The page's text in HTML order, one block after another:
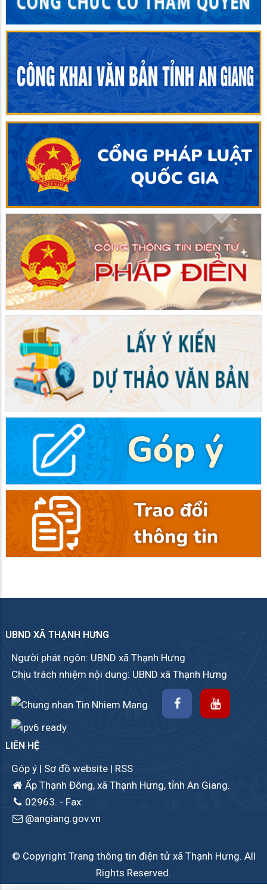
UBND XÃ THẠNH HƯNG
Người phát ngôn: UBND xã Thạnh Hưng
Chịu trách nhiệm nội dung: UBND xã Thạnh Hưng
LIÊN HỆ
Góp ý | Sơ đồ website | RSS
Ấp Thạnh Đông, xã Thạnh Hưng, tỉnh An Giang.
02963. - Fax:
@angiang.gov.vn
© Copyright Trang thông tin điện tử xã Thạnh Hưng. All
Rights Reserved.